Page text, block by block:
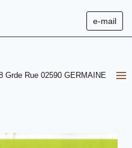
e-mail
Grde Rue 02590 GERMAINE